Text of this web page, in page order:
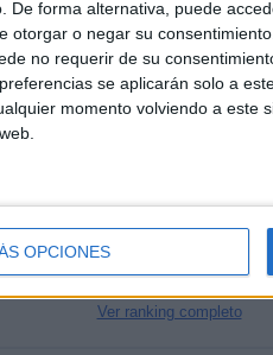
De forma alternativa, puede
otorgar o negar su consentimiento.
no requerir de su
se aplicarán solo a
momento volviendo a este
OPCIONES
5
RANKING POR
Copa do Brasil
Copa Sudamericana
2 (2,15%)
Ver ranking completo